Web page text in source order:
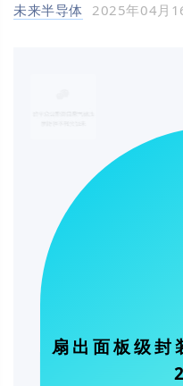
未来半导体 2025年04月
扇出面板级封